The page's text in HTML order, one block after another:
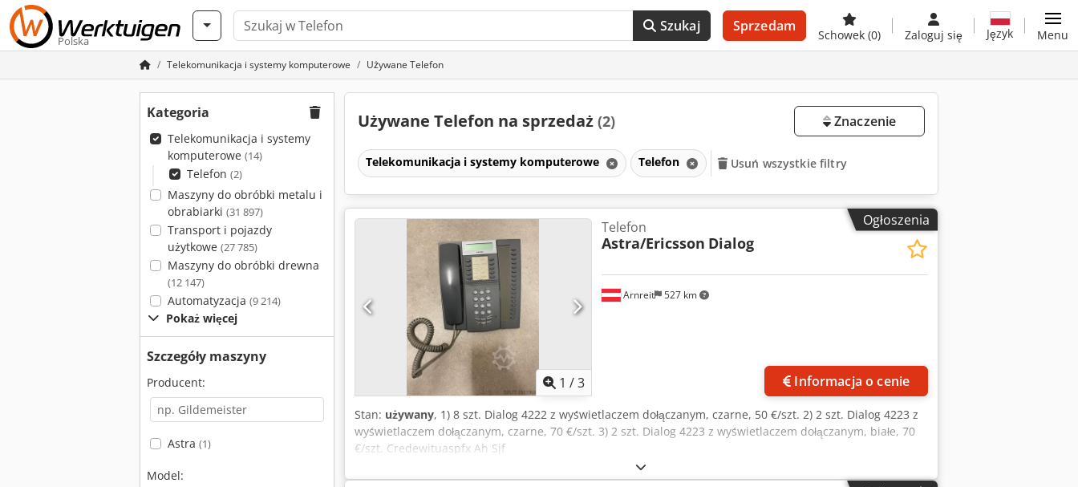
Polska
Szukaj Sprzedam
Schowek (0) Zaloguj się Język Menu
Telekomunikacja i systemy komputerowe Używane Telefon
Kategoria
Telekomunikacja i systemy
komputerowe (14)
Telefon (2)
Maszyny do obróbki metalu i
obrabiarki (31 897)
Transport i pojazdy
użytkowe (27 785)
Maszyny do obróbki drewna
(12 147)
Automatyzacja (9 214)
Pokaż więcej
Szczegóły maszyny
Producent:
Astra (1)
Model:
Używane Telefon na sprzedaż (2) Znaczenie
Telekomunikacja i systemy komputerowe Telefon Usuń wszystkie filtry
Ogłoszenia
1 /3
Arnreit 527 km
Telefon
Astra/Ericsson Dialog
Informacja o cenie
Stan: używany, 1) 8 szt. Dialog 4222 z wyświetlaczem dołączanym, czarne, 50 €/szt. 2) 2 szt. Dialog 4223 z
wyświetlaczem dołączanym, czarne, 70 €/szt. 3) 2 szt. Dialog 4223 z wyświetlaczem dołączanym, białe, 70
€/szt. Credewituaspfx Ah Sjf